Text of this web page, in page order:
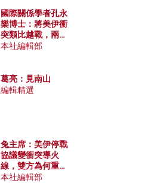
國際關係學者孔永
樂博士：將美伊衝
突類比越戰，兩者
有何異同？中國崛
本社編輯部
葛亮：見南山
編輯精選
兔主席：美伊停戰
協議變衝突導火
線，雙方為何重啟
戰爭？伊朗一早洞
本社編輯部